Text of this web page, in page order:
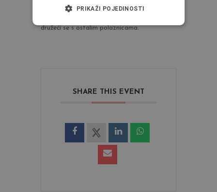
vina? Dok usavršavate svoj look, uživat ćete
družeći se s ostalim polaznicama.
SHARE THIS EVENT
PRIKAŽI POJEDINOSTI